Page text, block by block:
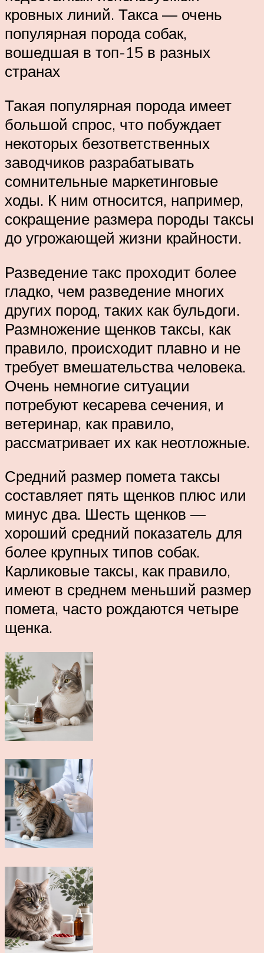
кровных линий. Такса — очень
популярная порода собак,
вошедшая в топ-15 в разных
странах
Такая популярная порода имеет
большой спрос, что побуждает
некоторых безответственных
заводчиков разрабатывать
сомнительные маркетинговые
ходы. К ним относится, например,
сокращение размера породы таксы
до угрожающей жизни крайности.
Разведение такс проходит более
гладко, чем разведение многих
других пород, таких как бульдоги.
Размножение щенков таксы, как
правило, происходит плавно и не
требует вмешательства человека.
Очень немногие ситуации
потребуют кесарева сечения, и
ветеринар, как правило,
рассматривает их как неотложные.
Средний размер помета таксы
составляет пять щенков плюс или
минус два. Шесть щенков —
хороший средний показатель для
более крупных типов собак.
Карликовые таксы, как правило,
имеют в среднем меньший размер
помета, часто рождаются четыре
щенка.